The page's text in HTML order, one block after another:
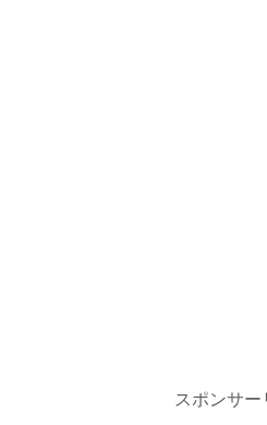
スポンサー